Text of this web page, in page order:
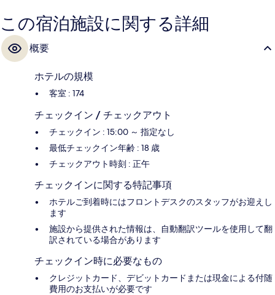
この宿泊施設に関する詳細
概要
ホテルの規模
客室 : 174
チェックイン / チェックアウト
チェックイン : 15:00 ～ 指定なし
最低チェックイン年齢 : 18 歳
チェックアウト時刻 : 正午
チェックインに関する特記事項
ホテルご到着時にはフロントデスクのスタッフがお迎えし
ます
施設から提供された情報は、自動翻訳ツールを使用して翻
訳されている場合があります
チェックイン時に必要なもの
クレジットカード、デビットカードまたは現金による付随
費用のお支払いが必要です